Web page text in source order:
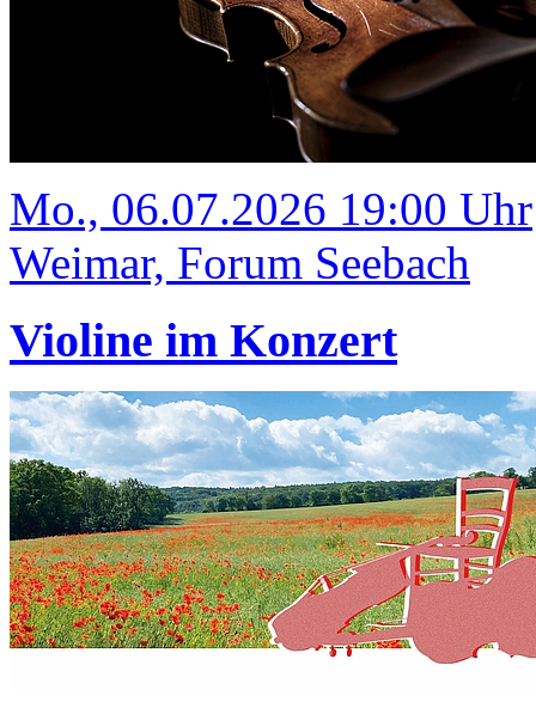
Mo., 06.07.2026 19:00 Uhr
Weimar, Forum Seebach
Violine im Konzert